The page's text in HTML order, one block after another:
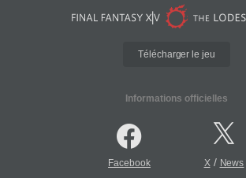
Télécharger le jeu
Informations officielles
Facebook X/ News